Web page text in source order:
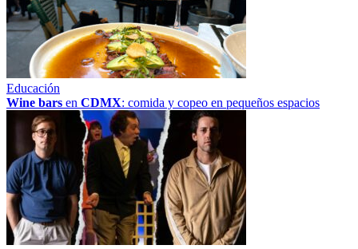
Educación
Wine bars en CDMX: comida y copeo en pequeños espacios